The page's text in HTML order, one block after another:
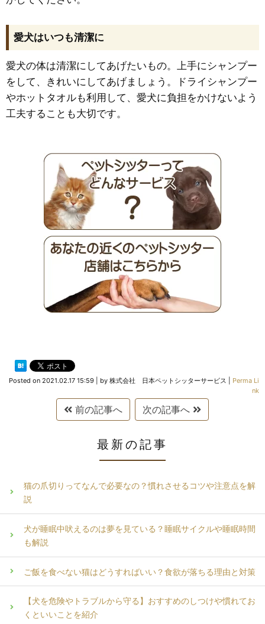
愛犬はいつも清潔に
愛犬の体は清潔にしてあげたいもの。上手にシャンプー
をして、きれいにしてあげましょう。ドライシャンプー
やホットタオルも利用して、愛犬に負担をかけないよう
工夫することも大切です。
Posted on 2021.02.17 15:59 by 株式会社 日本ペットシッターサービス
Perma Li
nk
前の記事へ 次の記事へ
最新の記事
猫の爪切りってなんで必要なの？慣れさせるコツや注意点を解
説
犬が睡眠中吠えるのは夢を見ている？睡眠サイクルや睡眠時間
も解説
ご飯を食べない猫はどうすればいい？食欲が落ちる理由と対策
【犬を危険やトラブルから守る】おすすめのしつけや慣れてお
くといいことを紹介